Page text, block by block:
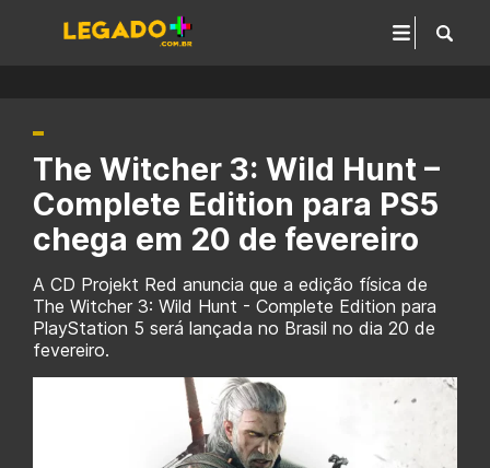
The Witcher 3: Wild Hunt –
Complete Edition para PS5
chega em 20 de fevereiro
A CD Projekt Red anuncia que a edição física de
The Witcher 3: Wild Hunt - Complete Edition para
PlayStation 5 será lançada no Brasil no dia 20 de
fevereiro.